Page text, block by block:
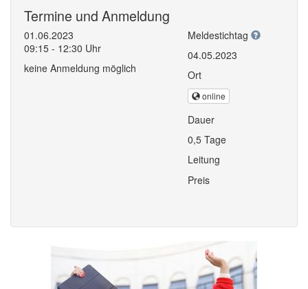
Termine und Anmeldung
01.06.2023
09:15 - 12:30 Uhr
keine Anmeldung möglich
Meldestichtag
04.05.2023
Ort
online
Dauer
0,5 Tage
Leitung
Preis